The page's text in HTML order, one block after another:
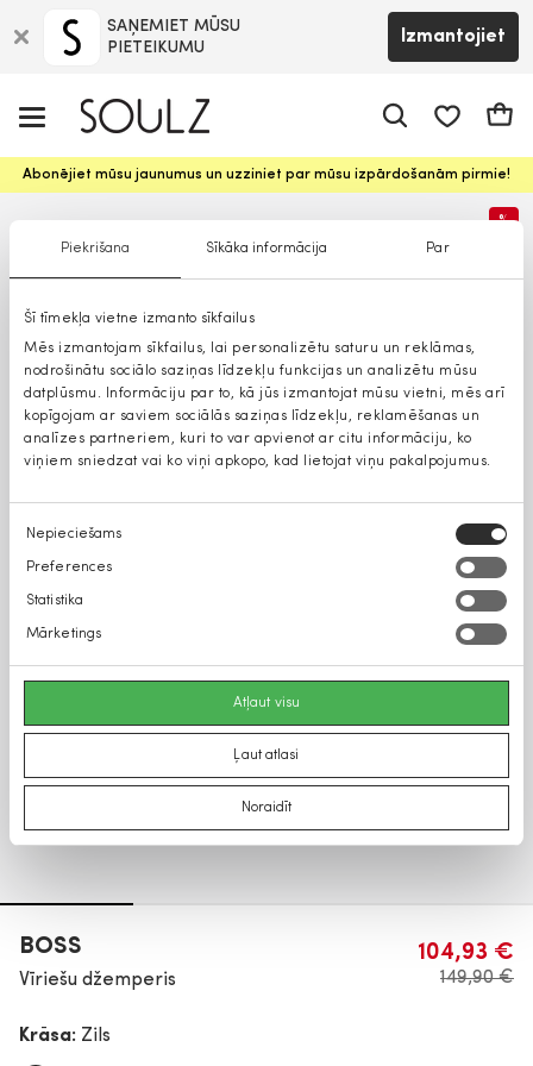
Piekrišana Sīkāka informācija Par
Šī tīmekļa vietne izmanto sīkfailus
Mēs izmantojam sīkfailus, lai personalizētu saturu un reklāmas,
nodrošinātu sociālo saziņas līdzekļu funkcijas un analizētu mūsu
datplūsmu. Informāciju par to, kā jūs izmantojat mūsu vietni, mēs arī
kopīgojam ar saviem sociālās saziņas līdzekļu, reklamēšanas un
analīzes partneriem, kuri to var apvienot ar citu informāciju, ko
viņiem sniedzat vai ko viņi apkopo, kad lietojat viņu pakalpojumus.
Piekrišanas
izvēle
Nepieciešams
Preferences
Statistika
Mārketings
Atļaut visu
Ļaut atlasi
Noraidīt
SAŅEMIET MŪSU
PIETEIKUMU
Izmantojiet
Abonējiet mūsu jaunumus un uzziniet par mūsu izpārdošanām pirmie!
%
BOSS
Vīriešu džemperis
104,93 €
149,90 €
Krāsa: Zils